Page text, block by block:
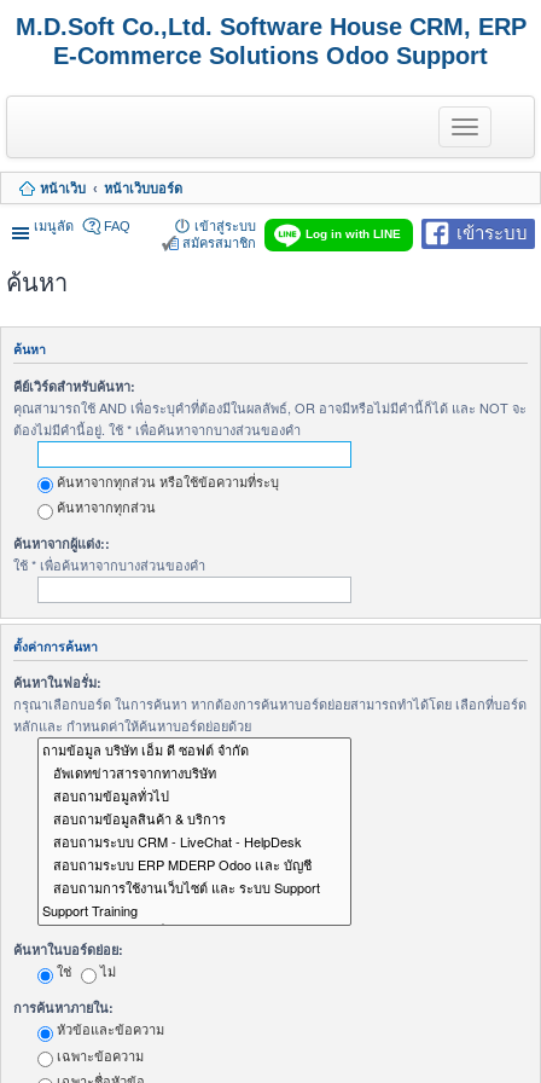
M.D.Soft Co.,Ltd. Software House CRM, ERP
E-Commerce Solutions Odoo Support
T
o
g
l
e
n
a
a
i
หน้าเว็บ หน้าเว็บบอร์ด
เมนูลัด เข้าระบบ
Log in with LINE
FAQ
เข้าสู่ระบบ
สมัครสมาชิก
ค้นหา
ค้นหา
คีย์เวิร์ดสำหรับค้นหา:
คุณสามารถใช้ AND เพื่อระบุคำที่ต้องมีในผลลัพธ์, OR อาจมีหรือไม่มีคำนี้ก็ได้ และ NOT จะ
ต้องไม่มีคำนี้อยู่. ใช้ * เพื่อค้นหาจากบางส่วนของคำ
ค้นหาจากทุกส่วน หรือใช้ข้อความที่ระบุ
ค้นหาจากทุกส่วน
ค้นหาจากผู้แต่ง::
ใช้ * เพื่อค้นหาจากบางส่วนของคำ
ตั้งค่าการค้นหา
ค้นหาในฟอรั่ม:
กรุณาเลือกบอร์ด ในการค้นหา หากต้องการค้นหาบอร์ดย่อยสามารถทำได้โดย เลือกที่บอร์ด
หลักและ กำหนดค่าให้ค้นหาบอร์ดย่อยด้วย
ค้นหาในบอร์ดย่อย:
ใช่ ไม่
การค้นหาภายใน:
หัวข้อและข้อความ
เฉพาะข้อความ